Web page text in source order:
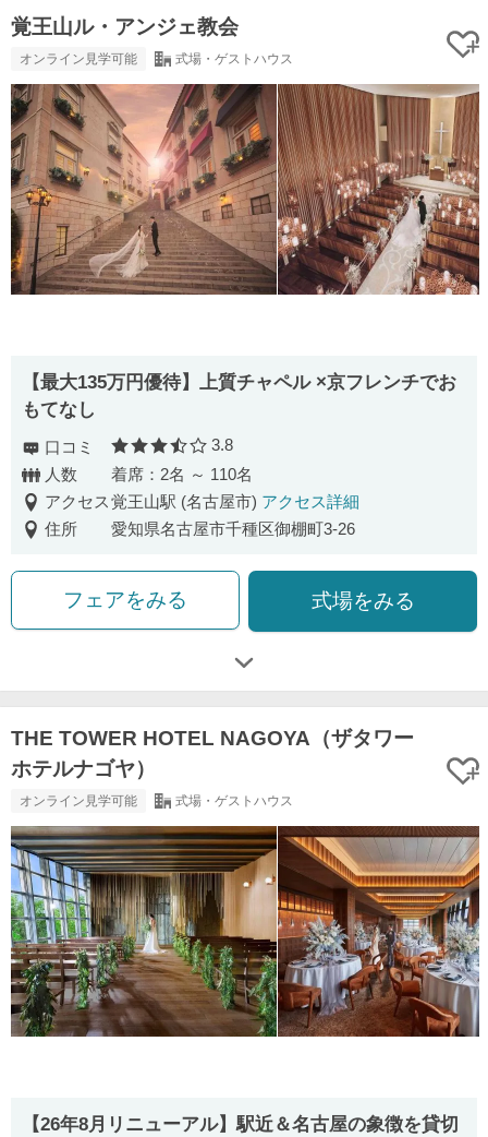
覚王山ル・アンジェ教会
オンライン見学可能 式場・ゲストハウス
【最大135万円優待】上質チャペル ×京フレンチでお
もてなし
口コミ 口コミ評価
3.8
人数
着席：2名 ～ 110名
アクセス覚王山駅 (名古屋市) アクセス詳細
住所
愛知県名古屋市千種区御棚町3-26
フェアをみる 式場をみる
THE TOWER HOTEL NAGOYA（ザタワー
ホテルナゴヤ）
オンライン見学可能 式場・ゲストハウス
【26年8月リニューアル】駅近＆名古屋の象徴を貸切